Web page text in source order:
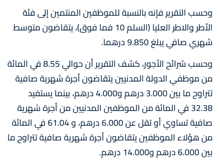
وحسب التقرير فإنه بالنسبة للموظفين المنتمين إلى فئة
الأطر والاطر العليا (السلم 10 فما فوق)، يتقاضون متوسط
شهري صافي يبلغ 9.850 درهما.
وحسب شرائح الأجور، كشف التقرير أن حوالي 8.55 في المائة
من موظفي الدولة المدنيين يتقاضون أجرة شهرية صافية
تتراوح ما بين 3.000 درهم و4.000 درهم، بينما يستفيد
32.38 في المائة من الموظفين المدنيين من أجرة شهرية
صافية تساوي أو تقل عن 6.000 درهم، و 61.04 في المائة
من هؤلاء الموظفين يتقاضون أجرة شهرية صافية تتراوح ما
بين 6.000 درهم و14.000 درهم.